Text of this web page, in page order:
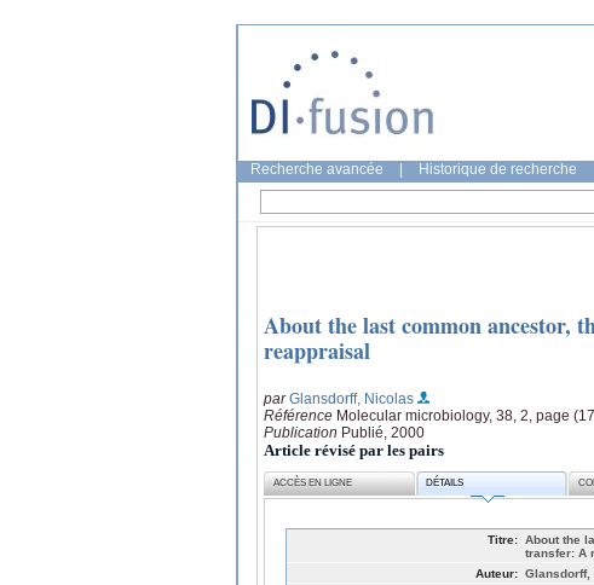
Recherche avancée Historique de recherche
About the last common ancestor,
reappraisal
parGlansdorff, Nicolas
Référence Molecular microbiology, 38, 2, page
Publication Publié, 2000
Article révisé par les pairs
ACCÈS EN LIGNE DÉTAILS
Titre: About the
transfer: A
Auteur: Glansdorff,